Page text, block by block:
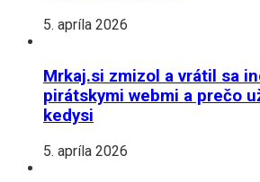
5. apríla 2026
Mrkaj.si zmizol a vrátil sa
pirátskymi webmi a prečo
kedysi
5. apríla 2026